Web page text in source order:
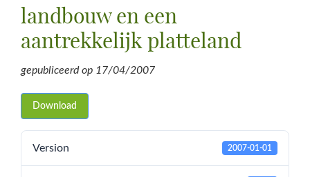
Weide-
en
Voederbouw
landbouw en een
aantrekkelijk platteland
gepubliceerd op 17/04/2007
Download
Version 2007-01-01